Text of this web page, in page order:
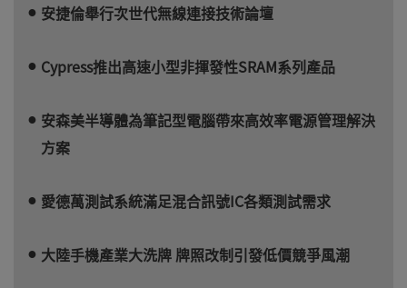
安捷倫舉行次世代無線連接技術論壇
Cypress推出高速小型非揮發性SRAM系列產品
安森美半導體為筆記型電腦帶來高效率電源管理解決
方案
愛德萬測試系統滿足混合訊號IC各類測試需求
大陸手機產業大洗牌 牌照改制引發低價競爭風潮